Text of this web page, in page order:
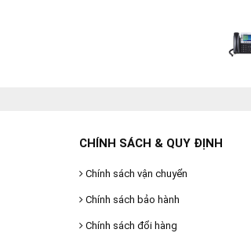
CHÍNH SÁCH & QUY ĐỊNH
Chính sách vận chuyển
Chính sách bảo hành
Chính sách đổi hàng